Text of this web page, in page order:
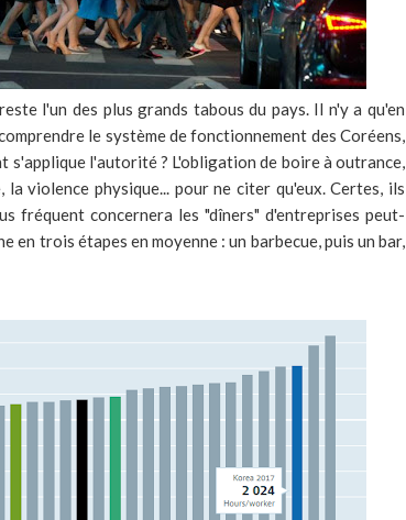
l'un des plus grands tabous du pays. Il n'y a qu'en
le système de fonctionnement des Coréens,
s'applique l'autorité ? L'obligation de boire à outrance,
violence physique... pour ne citer qu'eux. Certes, ils
fréquent concernera les "dîners" d'entreprises peut-
trois étapes en moyenne : un barbecue, puis un bar,